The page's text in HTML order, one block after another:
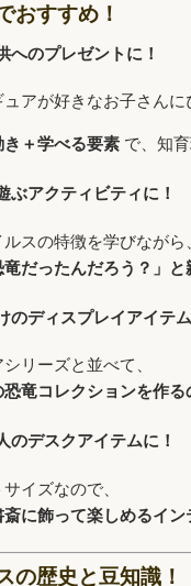
おすすめ！
へのプレゼントに！
アが好きなお子さんに
き＋学べる要素 で、知
ぶアクティビティに！
スの特徴を学びながら、
竜だったんだろう？」
のディスプレイアイテ
リーズと並べて、
竜コレクションを作る
のデスクアイテムに！
イズなので、
斎に飾って楽しめるイ
の歴史と豆知識！